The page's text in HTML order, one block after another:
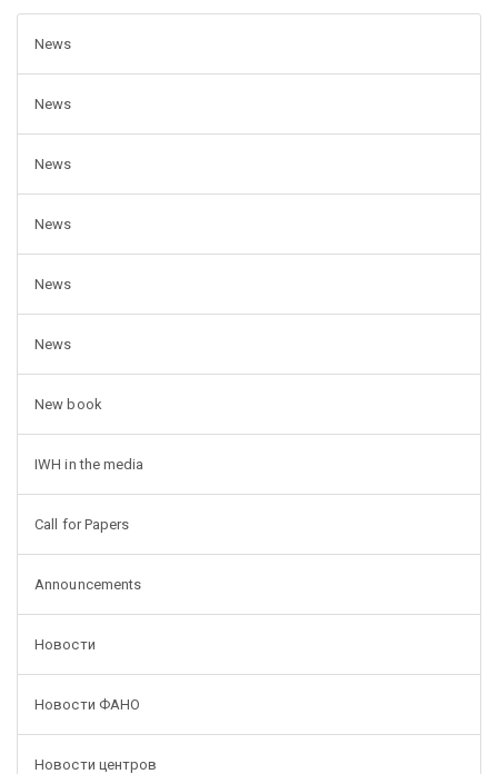
News
News
News
News
News
News
New book
IWH in the media
Call for Papers
Announcements
Новости
Новости ФАНО
Новости центров